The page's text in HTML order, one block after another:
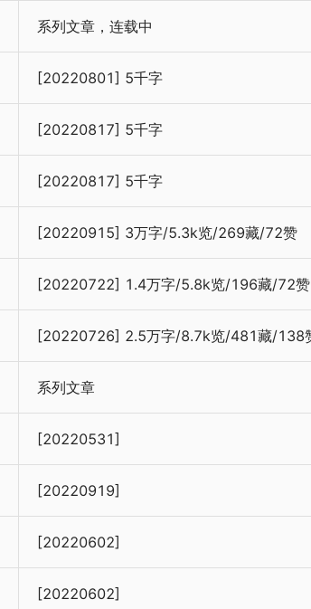
系列文章，连载中
[20220801] 5千字
[20220817] 5千字
[20220817] 5千字
[20220915] 3万字/5.3k览/269藏/72赞
[20220722] 1.4万字/5.8k览/196藏/72赞
[20220726] 2.5万字/8.7k览/481藏/138
系列文章
[20220531]
[20220919]
[20220602]
[20220602]